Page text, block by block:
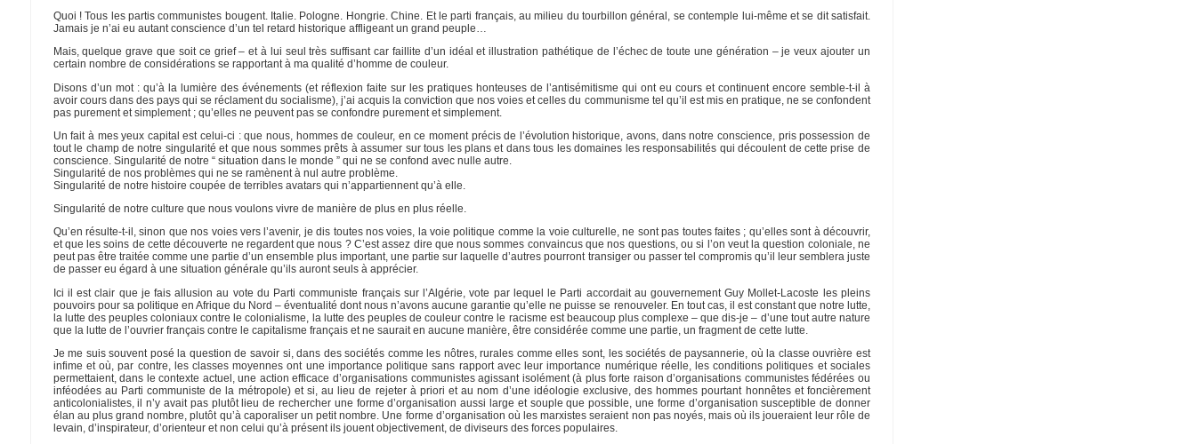
Quoi ! Tous les partis communistes bougent. Italie. Pologne. Hongrie. Chine. Et le parti français, au milieu du tourbillon général, se contemple lui-même et se dit satisfait.
Jamais je n’ai eu autant conscience d’un tel retard historique affligeant un grand peuple…
Mais, quelque grave que soit ce grief – et à lui seul très suffisant car faillite d’un idéal et illustration pathétique de l’échec de toute une génération – je veux ajouter un
certain nombre de considérations se rapportant à ma qualité d’homme de couleur.
Disons d’un mot : qu’à la lumière des événements (et réflexion faite sur les pratiques honteuses de l’antisémitisme qui ont eu cours et continuent encore semble-t-il à
avoir cours dans des pays qui se réclament du socialisme), j’ai acquis la conviction que nos voies et celles du communisme tel qu’il est mis en pratique, ne se confondent
pas purement et simplement ; qu’elles ne peuvent pas se confondre purement et simplement.
Un fait à mes yeux capital est celui-ci : que nous, hommes de couleur, en ce moment précis de l’évolution historique, avons, dans notre conscience, pris possession de
tout le champ de notre singularité et que nous sommes prêts à assumer sur tous les plans et dans tous les domaines les responsabilités qui découlent de cette prise de
conscience. Singularité de notre “ situation dans le monde ” qui ne se confond avec nulle autre.
Singularité de nos problèmes qui ne se ramènent à nul autre problème.
Singularité de notre histoire coupée de terribles avatars qui n’appartiennent qu’à elle.
Singularité de notre culture que nous voulons vivre de manière de plus en plus réelle.
Qu’en résulte-t-il, sinon que nos voies vers l’avenir, je dis toutes nos voies, la voie politique comme la voie culturelle, ne sont pas toutes faites ; qu’elles sont à découvrir,
et que les soins de cette découverte ne regardent que nous ? C’est assez dire que nous sommes convaincus que nos questions, ou si l’on veut la question coloniale, ne
peut pas être traitée comme une partie d’un ensemble plus important, une partie sur laquelle d’autres pourront transiger ou passer tel compromis qu’il leur semblera juste
de passer eu égard à une situation générale qu’ils auront seuls à apprécier.
Ici il est clair que je fais allusion au vote du Parti communiste français sur l’Algérie, vote par lequel le Parti accordait au gouvernement Guy Mollet-Lacoste les pleins
pouvoirs pour sa politique en Afrique du Nord – éventualité dont nous n’avons aucune garantie qu’elle ne puisse se renouveler. En tout cas, il est constant que notre lutte,
la lutte des peuples coloniaux contre le colonialisme, la lutte des peuples de couleur contre le racisme est beaucoup plus complexe – que dis-je – d’une tout autre nature
que la lutte de l’ouvrier français contre le capitalisme français et ne saurait en aucune manière, être considérée comme une partie, un fragment de cette lutte.
Je me suis souvent posé la question de savoir si, dans des sociétés comme les nôtres, rurales comme elles sont, les sociétés de paysannerie, où la classe ouvrière est
infime et où, par contre, les classes moyennes ont une importance politique sans rapport avec leur importance numérique réelle, les conditions politiques et sociales
permettaient, dans le contexte actuel, une action efficace d’organisations communistes agissant isolément (à plus forte raison d’organisations communistes fédérées ou
inféodées au Parti communiste de la métropole) et si, au lieu de rejeter à priori et au nom d’une idéologie exclusive, des hommes pourtant honnêtes et foncièrement
anticolonialistes, il n’y avait pas plutôt lieu de rechercher une forme d’organisation aussi large et souple que possible, une forme d’organisation susceptible de donner
élan au plus grand nombre, plutôt qu’à caporaliser un petit nombre. Une forme d’organisation où les marxistes seraient non pas noyés, mais où ils joueraient leur rôle de
levain, d’inspirateur, d’orienteur et non celui qu’à présent ils jouent objectivement, de diviseurs des forces populaires.